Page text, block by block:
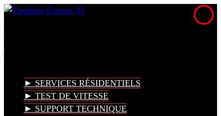
► SERVICES RÉSIDENTIELS
► TEST DE VITESSE
► SUPPORT TECHNIQUE